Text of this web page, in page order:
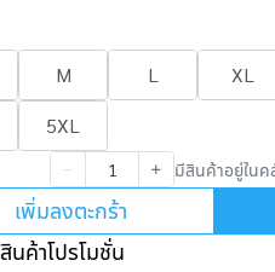
M L XL
5XL
มีสินค้าอยู่ใน
เพิ่มลงตะกร้า
สินค้าโปรโมชั่น